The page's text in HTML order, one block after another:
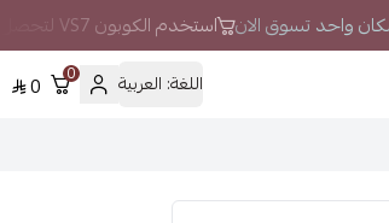
واحد تسوق الان استخدم الكوبون VS7 لتحصل على خصم إضافي
اللغة: العربية 0
0